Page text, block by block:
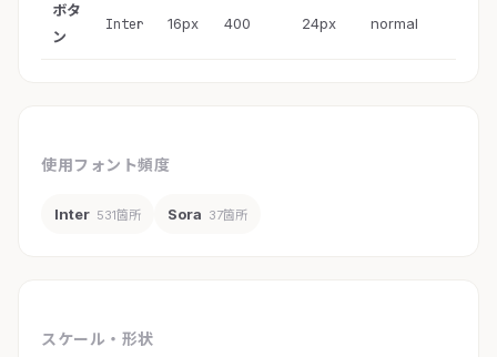
ボタ
ン
Inter 16px 400 24px normal
使用フォント頻度
Inter 531箇所 Sora 37箇所
スケール・形状